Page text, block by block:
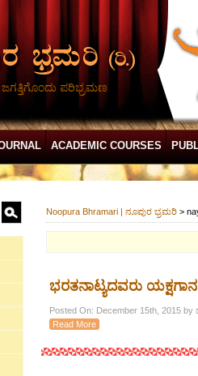
ಪರಿಭ್ರಮಣ
ACADEMIC COURSES
Noopura Bhramari | ನೂಪುರ ಭ್ರಮರಿ >
ಭರತನಾಟ್ಯದವರು
Posted On: December 15th, 2015
Read More